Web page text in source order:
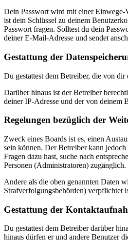
Dein Passwort wird mit einer Einwege-
ist dein Schlüssel zu deinem
Passwort fragen. Solltest du dein
deiner E-Mail-Adresse und sendet
Gestattung der
Du gestattest dem Betreiber, die von
Darüber hinaus ist der Betreiber
deiner IP-Adresse und der von deinem
Regelungen bezüglich der
Zweck eines Boards ist es, einen
sein können. Der Betreiber kann
Fragen dazu hast, suche nach
Personen (Administratoren) zugänglich.
Andere als die oben genannten Daten
Strafverfolgungsbehörden) verpflichtet
Gestattung der
Du gestattest dem Betreiber darüber
hinaus dürfen er und andere Benutzer